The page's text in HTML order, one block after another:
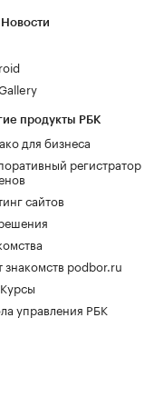
продукты РБК
для бизнеса
регистратор
сайтов
знакомств podbor.ru
управления РБК